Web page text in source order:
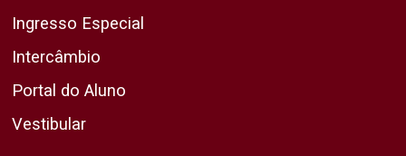
Ingresso Especial
Intercâmbio
Portal do Aluno
Vestibular